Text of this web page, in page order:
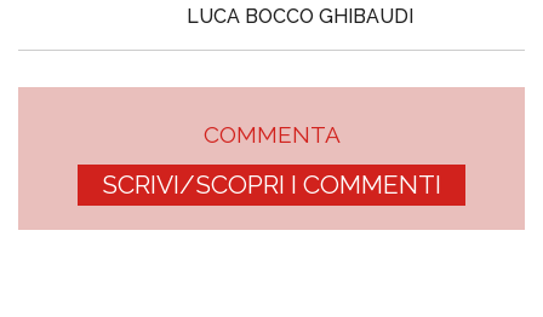
LUCA BOCCO GHIBAUDI
COMMENTA
SCRIVI/SCOPRI I COMMENTI